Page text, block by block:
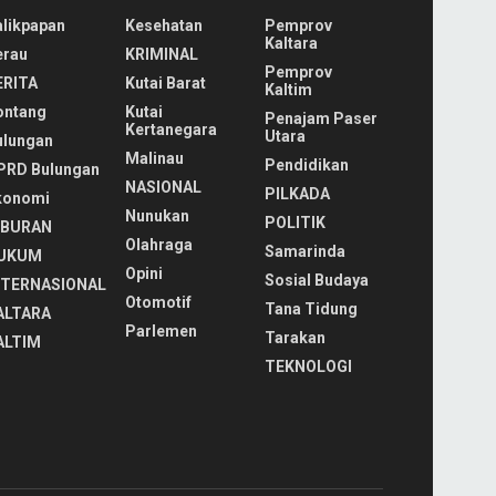
Bulungan
Kesehatan
KRIMINAL
Kutai Barat
Kutai
Kertanegara
Malinau
NASIONAL
Nunukan
Olahraga
Opini
Otomotif
Parlemen
Pemprov
Kaltara
Pemprov
Kaltim
Penajam Paser
Utara
Pendidikan
PILKADA
POLITIK
Samarinda
Sosial Budaya
Tana Tidung
Tarakan
TEKNOLOGI